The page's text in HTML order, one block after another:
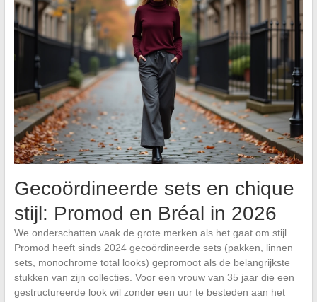
Gecoördineerde sets en chique
stijl: Promod en Bréal in 2026
We onderschatten vaak de grote merken als het gaat om stijl.
Promod heeft sinds 2024 gecoördineerde sets (pakken, linnen
sets, monochrome total looks) gepromoot als de belangrijkste
stukken van zijn collecties. Voor een vrouw van 35 jaar die een
gestructureerde look wil zonder een uur te besteden aan het